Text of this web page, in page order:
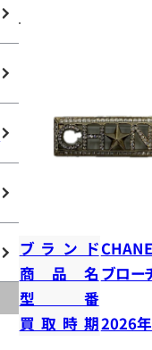
ブランド
商品名 ブロー
型番
買取時期2026